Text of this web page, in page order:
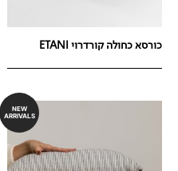
כורסא כחולה קורדרוי ETANI
NEW
ARRIVALS